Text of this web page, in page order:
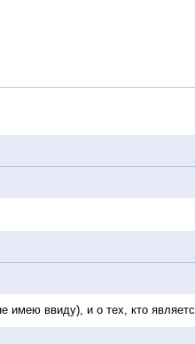
имею ввиду), и о тех, кто